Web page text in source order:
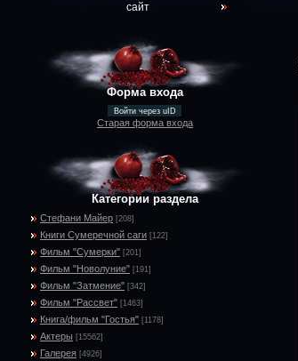
сайт
Форма входа
Войти через uID
Старая форма входа
Категории раздела
Стефани Майер [208]
Книги Сумеречной саги [122]
Фильм "Сумерки" [201]
Фильм "Новолуние" [191]
Фильм "Затмение" [342]
Фильм "Рассвет" [1463]
Книга/фильм "Гостья" [1178]
Актеры [15562]
Галерея [4926]